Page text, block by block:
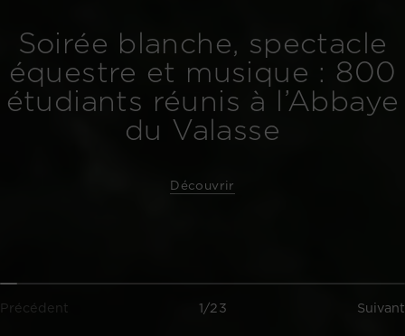
Soirée blanche, spectacle
équestre et musique : 800
étudiants réunis à l’Abbaye
du Valasse
Découvrir
Précédent 1/23 Suivant